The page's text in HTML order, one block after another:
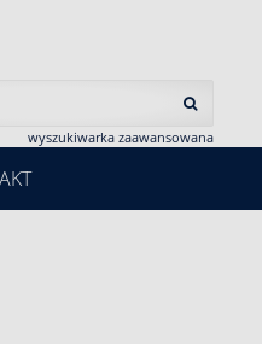
wyszukiwarka zaawansowana